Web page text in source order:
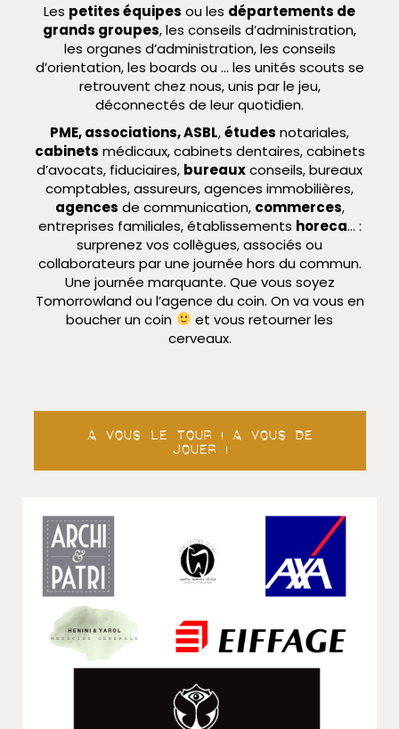
Les petites équipes ou les départements de
grands groupes, les conseils d’administration,
les organes d’administration, les conseils
d’orientation, les boards ou … les unités scouts se
retrouvent chez nous, unis par le jeu,
déconnectés de leur quotidien.
PME, associations, ASBL,études notariales,
cabinets médicaux, cabinets dentaires, cabinets
d’avocats, fiduciaires, bureauxconseils, bureaux
comptables, assureurs, agences immobilières,
agences de communication, commerces,
entreprises familiales, établissements horeca… :
surprenez vos collègues, associés ou
collaborateurs par une journée hors du commun.
Une journée marquante. Que vous soyez
Tomorrowland ou l’agence du coin. On va vous en
boucher un coin
et vous retourner les
cerveaux.
A vous le tour ! A vous de
jouer !